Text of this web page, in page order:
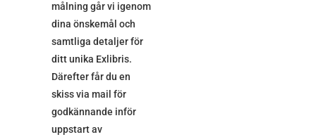
målning går vi igenom
dina önskemål och
samtliga detaljer för
ditt unika Exlibris.
Därefter får du en
skiss via mail för
godkännande inför
uppstart av